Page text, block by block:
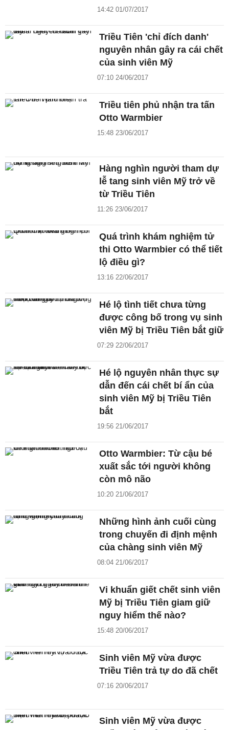
14:42 01/07/2017
Triều Tiên 'chỉ đích danh'
nguyên nhân gây ra cái chết
của sinh viên Mỹ
07:10 24/06/2017
Triều tiên phủ nhận tra tấn
Otto Warmbier
15:48 23/06/2017
Hàng nghìn người tham dự
lễ tang sinh viên Mỹ trở về
từ Triều Tiên
11:26 23/06/2017
Quá trình khám nghiệm tử
thi Otto Warmbier có thể tiết
lộ điều gì?
13:16 22/06/2017
Hé lộ tình tiết chưa từng
được công bố trong vụ sinh
viên Mỹ bị Triều Tiên bắt giữ
07:29 22/06/2017
Hé lộ nguyên nhân thực sự
dẫn đến cái chết bí ẩn của
sinh viên Mỹ bị Triều Tiên
bắt
19:56 21/06/2017
Otto Warmbier: Từ cậu bé
xuất sắc tới người không
còn mô não
10:20 21/06/2017
Những hình ảnh cuối cùng
trong chuyến đi định mệnh
của chàng sinh viên Mỹ
08:04 21/06/2017
Vi khuẩn giết chết sinh viên
Mỹ bị Triều Tiên giam giữ
nguy hiểm thế nào?
15:48 20/06/2017
Sinh viên Mỹ vừa được
Triều Tiên trả tự do đã chết
07:16 20/06/2017
Sinh viên Mỹ vừa được